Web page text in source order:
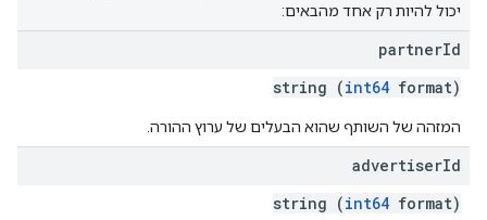
יכול להיות רק אחד מהבאים:
partnerId
string (int64 format)
המזהה של השותף שהוא הבעלים של ערוץ ההורה.
advertiserId
string (int64 format)